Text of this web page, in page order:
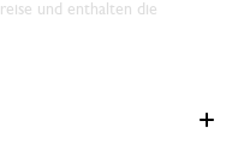
und enthalten die